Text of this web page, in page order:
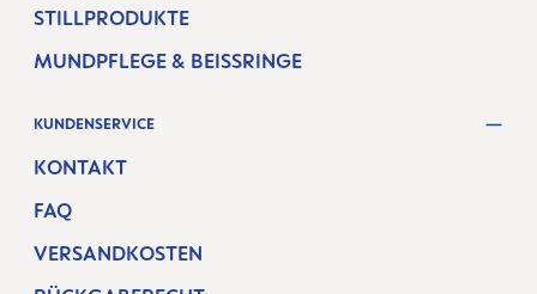
STILLPRODUKTE
MUNDPFLEGE & BEISSRINGE
KUNDENSERVICE
KONTAKT
FAQ
VERSANDKOSTEN